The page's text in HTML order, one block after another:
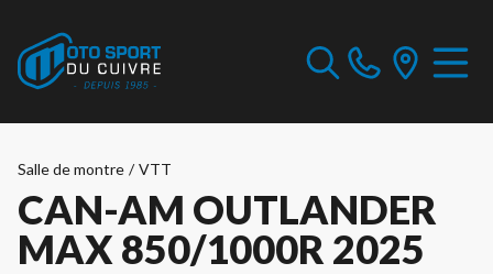
Salle de montre / VTT
CAN-AM OUTLANDER
MAX 850/1000R 2025